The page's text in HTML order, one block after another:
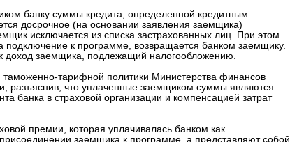
банку суммы кредита, определенной кредитным
досрочное (на основании заявления заемщика)
исключается из списка застрахованных лиц. При этом
подключение к программе, возвращается банком заемщику.
доход заемщика, подлежащий налогообложению.
тарифной политики Министерства финансов
разъяснив, что уплаченные заемщиком суммы являются
банка в страховой организации и компенсацией затрат
премии, которая уплачивалась банком как
заемщика к программе, а представляют собой